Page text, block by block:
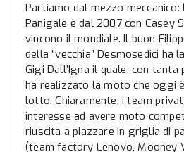
Partiamo dal mezzo meccanico:
Panigale è dal 2007 con Casey
vincono il mondiale. Il buon
della “vecchia” Desmosedici ha
Gigi Dall’Igna il quale, con tanta
ha realizzato la moto che oggi
lotto. Chiaramente, i team
interesse ad avere moto
riuscita a piazzare in griglia di
(team factory Lenovo, Mooney